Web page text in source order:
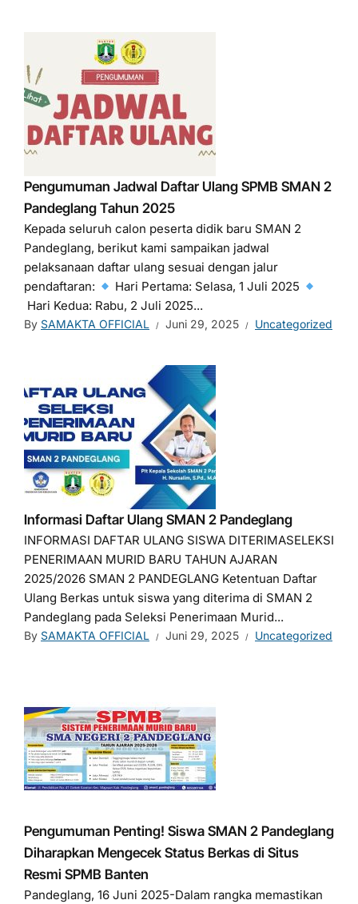
Pengumuman Jadwal Daftar Ulang SPMB SMAN 2
Pandeglang Tahun 2025
Kepada seluruh calon peserta didik baru SMAN 2
Pandeglang, berikut kami sampaikan jadwal
pelaksanaan daftar ulang sesuai dengan jalur
pendaftaran:
Hari Pertama: Selasa, 1 Juli 2025
Hari Kedua: Rabu, 2 Juli 2025...
By SAMAKTA OFFICIAL Juni 29, 2025 Uncategorized
Informasi Daftar Ulang SMAN 2 Pandeglang
INFORMASI DAFTAR ULANG SISWA DITERIMASELEKSI
PENERIMAAN MURID BARU TAHUN AJARAN
2025/2026 SMAN 2 PANDEGLANG Ketentuan Daftar
Ulang Berkas untuk siswa yang diterima di SMAN 2
Pandeglang pada Seleksi Penerimaan Murid...
By SAMAKTA OFFICIAL Juni 29, 2025 Uncategorized
Pengumuman Penting! Siswa SMAN 2 Pandeglang
Diharapkan Mengecek Status Berkas di Situs
Resmi SPMB Banten
Pandeglang, 16 Juni 2025-Dalam rangka memastikan